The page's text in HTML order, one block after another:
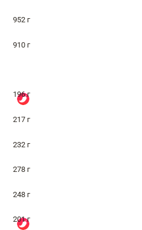
952 г
910 г
196 г
217 г
232 г
278 г
248 г
201 г